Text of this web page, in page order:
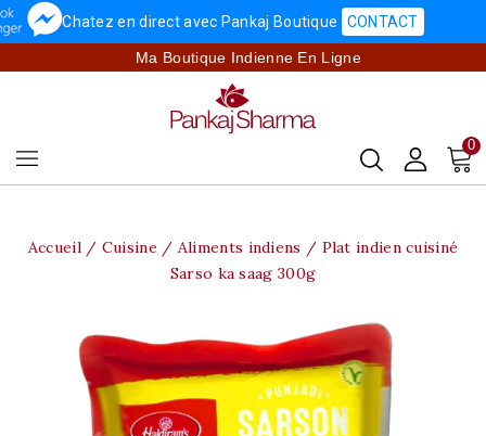
Chatez en direct avec Pankaj Boutique CONTACT
Ma Boutique Indienne En Ligne
0
Accueil Cuisine Aliments indiens
Plat indien cuisiné
Sarso ka saag 300g